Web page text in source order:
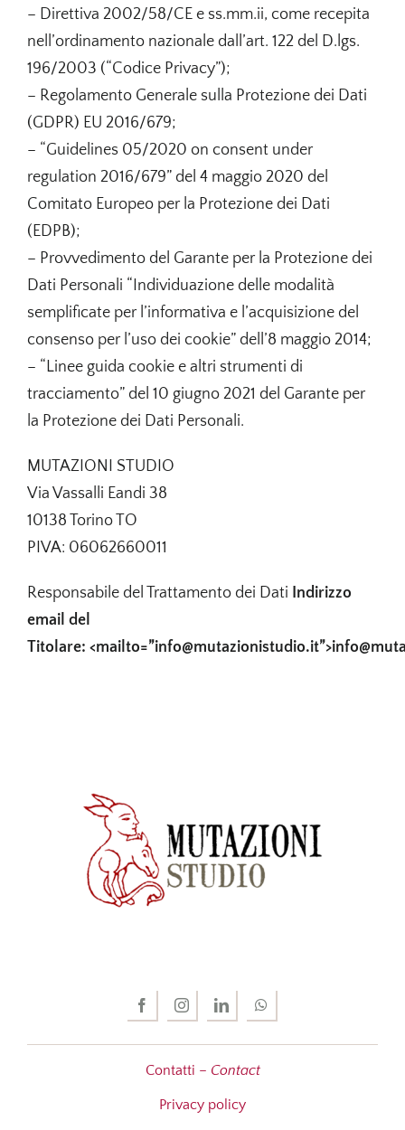
– Direttiva 2002/58/CE e ss.mm.ii, come recepita
nell’ordinamento nazionale dall’art. 122 del D.lgs.
196/2003 (“Codice Privacy”);
– Regolamento Generale sulla Protezione dei Dati
(GDPR) EU 2016/679;
– “Guidelines 05/2020 on consent under
regulation 2016/679” del 4 maggio 2020 del
Comitato Europeo per la Protezione dei Dati
(EDPB);
– Provvedimento del Garante per la Protezione dei
Dati Personali “Individuazione delle modalità
semplificate per l’informativa e l’acquisizione del
consenso per l’uso dei cookie” dell’8 maggio 2014;
– “Linee guida cookie e altri strumenti di
tracciamento” del 10 giugno 2021 del Garante per
la Protezione dei Dati Personali.
MUTAZIONI STUDIO
Via Vassalli Eandi 38
10138 Torino TO
PIVA: 06062660011
Responsabile del Trattamento dei Dati Indirizzo
email del
Titolare:
Contatti – Contact
Privacy policy